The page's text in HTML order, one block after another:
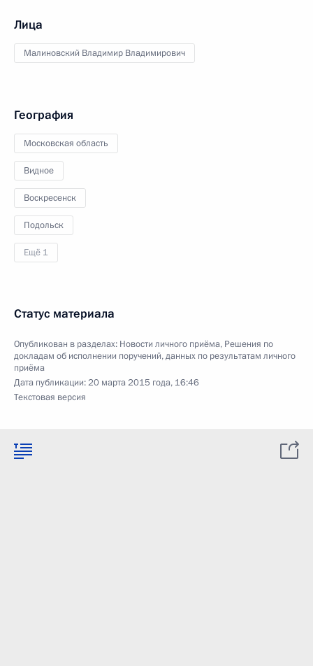
Лица
Малиновский Владимир Владимирович
География
Московская область
Видное
Воскресенск
Подольск
Ещё 1
Статус материала
Опубликован в разделах: Новости личного приёма, Решения по
докладам об исполнении поручений, данных по результатам личного
приёма
Дата публикации:20 марта 2015 года, 16:46
Текстовая версия